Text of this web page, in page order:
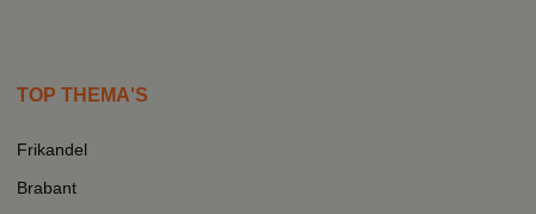
TOP THEMA'S
Frikandel
Brabant